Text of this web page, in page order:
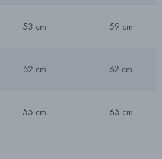
53 cm 59 cm
52 cm 62 cm
55 cm 65 cm